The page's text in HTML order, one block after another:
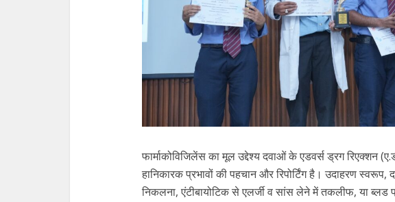
फार्माकोविजिलेंस का मूल उद्देश्य दवाओं के एडवर्स ड्रग रिएक्शन
हानिकारक प्रभावों की पहचान और रिपोर्टिंग है। उदाहरण
निकलना, एंटीबायोटिक से एलर्जी व सांस लेने में तकलीफ, या